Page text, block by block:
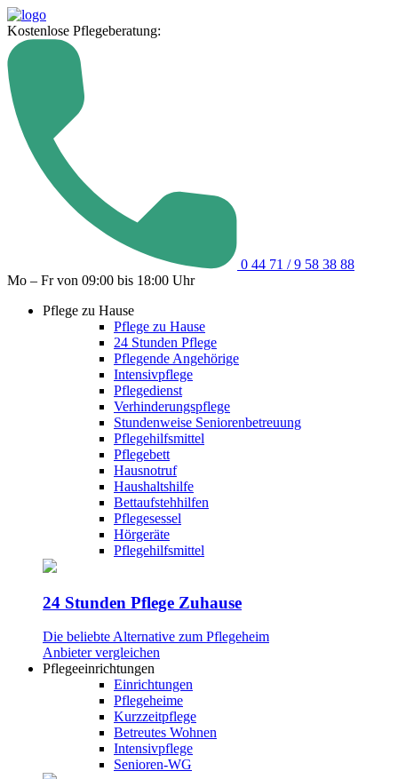
Kostenlose Pflegeberatung:
0 44 71 / 9 58 38 88
Mo – Fr von 09:00 bis 18:00 Uhr
Pflege zu Hause
Pflege zu Hause
24 Stunden Pflege
Pflegende Angehörige
Intensivpflege
Pflegedienst
Verhinderungspflege
Stundenweise Seniorenbetreuung
Pflegehilfsmittel
Pflegebett
Hausnotruf
Haushaltshilfe
Bettaufstehhilfen
Pflegesessel
Hörgeräte
Pflegehilfsmittel
24 Stunden Pflege Zuhause
Die beliebte Alternative zum Pflegeheim
Anbieter vergleichen
Pflegeeinrichtungen
Einrichtungen
Pflegeheime
Kurzzeitpflege
Betreutes Wohnen
Intensivpflege
Senioren-WG